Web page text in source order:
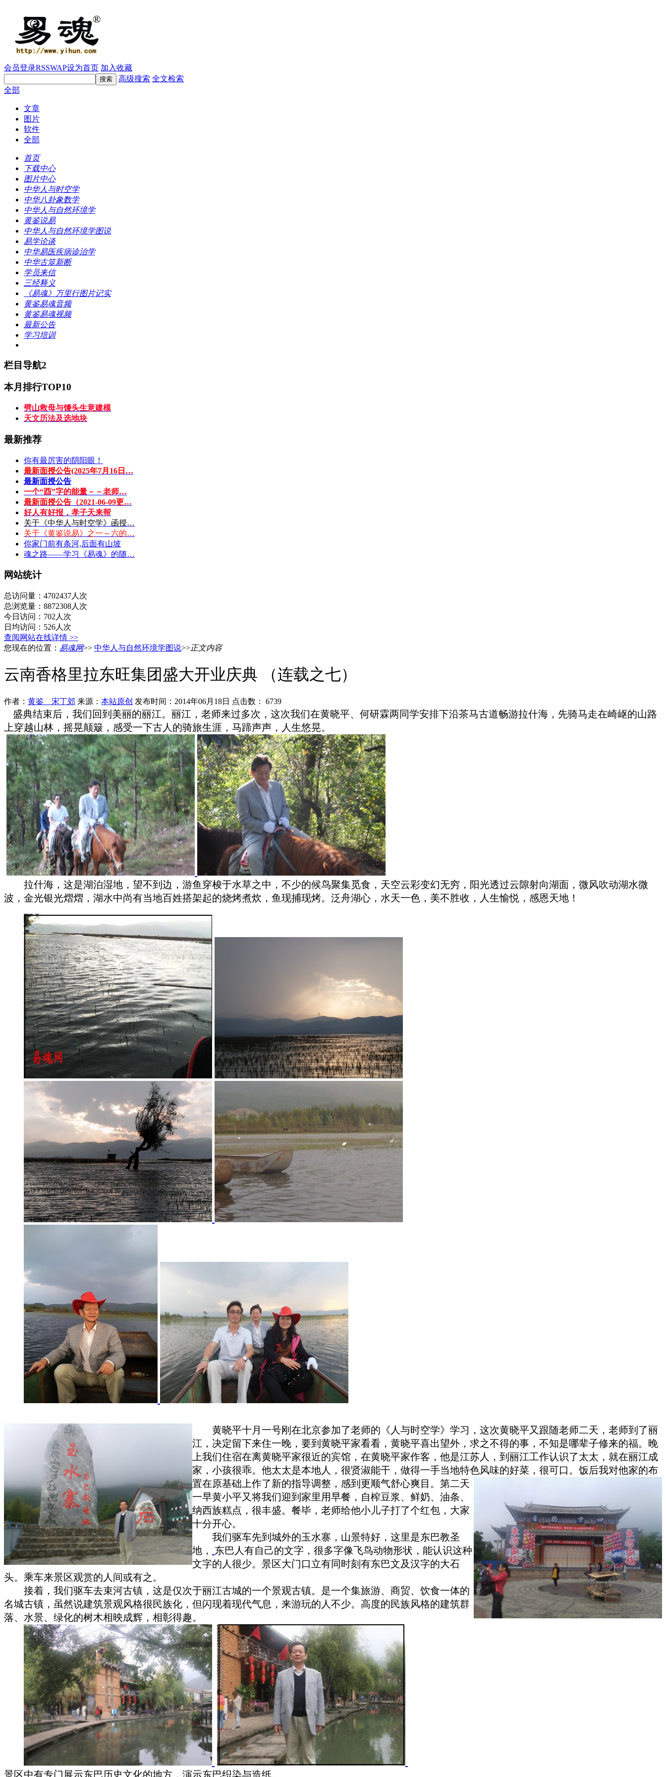
会员登录RSSWAP设为首页 加入收藏
高级搜索 全文检索
全部
文章
图片
软件
全部
首页
下载中心
图片中心
中华人与时空学
中华八卦象数学
中华人与自然环境学
黄鉴说易
中华人与自然环境学图说
易学论谈
中华易医疾病诊治学
中华古筮新断
学员来信
三经释义
《易魂》万里行图片记实
黄鉴易魂音频
黄鉴易魂视频
最新公告
学习培训
栏目导航2
本月排行TOP10
劈山救母与馒头生意建模
天文历法及选地块
最新推荐
你有最厉害的阴阳眼！
最新面授公告(2025年7月16日…
最新面授公告
一个“酉”字的能量－－老师…
最新面授公告（2021-06-09更…
好人有好报，孝子天来帮
关于《中华人与时空学》函授…
关于《黄鉴说易》之一～六的…
你家门前有条河,后面有山坡
魂之路——学习《易魂》的随…
网站统计
总访问量：4702437人次
总浏览量：8872308人次
今日访问：702人次
日均访问：526人次
查阅网站在线详情 >>
您现在的位置： 易魂网>> 中华人与自然环境学图说>>正文内容
云南香格里拉东旺集团盛大开业庆典 （连载之七）
作者： 黄鉴 宋丁郊 来源： 本站原创 发布时间：2014年06月18日 点击数： 6739
盛典结束后，我们回到美丽的丽江。丽江，老师来过多次，这次我们在黄晓平、何研霖两同学安排下沿茶马古道畅游拉什海，先骑马走在崎岖的山路
上穿越山林，摇晃颠簸，感受一下古人的骑旅生涯，马蹄声声，人生悠晃。
拉什海，这是湖泊湿地，望不到边，游鱼穿梭于水草之中，不少的候鸟聚集觅食，天空云彩变幻无穷，阳光透过云隙射向湖面，微风吹动湖水微
波，金光银光熠熠，湖水中尚有当地百姓搭架起的烧烤煮炊，鱼现捕现烤。泛舟湖心，水天一色，美不胜收，人生愉悦，感恩天地！
黄晓平十月一号刚在北京参加了老师的《人与时空学》学习，这次黄晓平又跟随老师二天，老师到了丽
江，决定留下来住一晚，要到黄晓平家看看，黄晓平喜出望外，求之不得的事，不知是哪辈子修来的福。晚
上我们住宿在离黄晓平家很近的宾馆，在黄晓平家作客，他是江苏人，到丽江工作认识了太太，就在丽江成
家，小孩很乖。他太太是本地人，很贤淑能干，做得一手当地特色风味的好菜，很可口。饭后我对他家的布
置在原基础上作了新的指导调整，感到更顺气舒心爽目。 第二天
一早黄小平又将我们迎到家里用早餐，自榨豆浆、鲜奶、油条、
纳西族糕点，很丰盛。餐毕，老师给他小儿子打了个红包，大家
十分开心。
我们驱车先到城外的玉水寨，山景特好，这里是东巴教圣
地，
东巴人有自己的文字，很多字像飞鸟动物形状，能认识这种
文字的人很少。景区大门口立有同时刻有东巴文及汉字的大石
头。乘车来景区观赏的人间或有之。
接着，我们驱车去束河古镇，这是仅次于丽江古城的一个景观古镇。是一个集旅游、商贸、饮食一体的
名城古镇，虽然说建筑景观风格很民族化， 但闪现着现代气息，来游玩的人不少。高度的民族风格的建筑群
落、水景、绿化的树木相映成辉，相彰得趣。
景区中有专门展示东巴历史文化的地方，演示东巴织染与造纸。